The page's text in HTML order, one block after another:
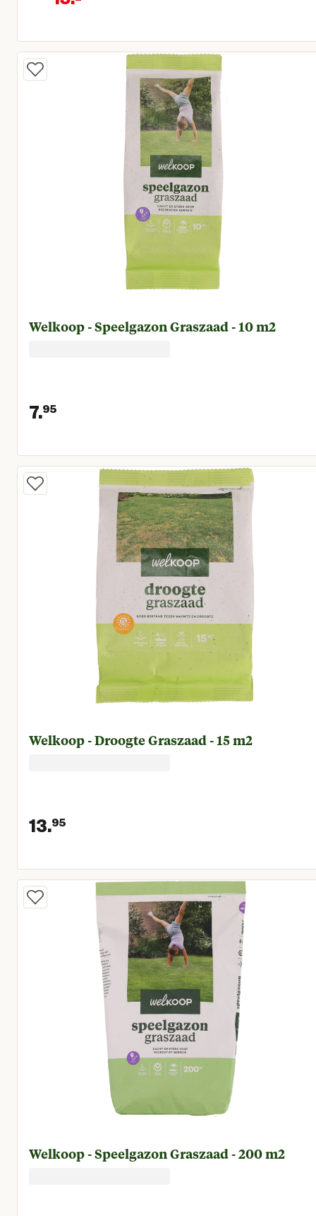
Oorspronkelijke prijs € 31,95
Huidige prijs € 15,00
Welkoop - Speelgazon Graszaad - 10 m2
7.95
Huidige prijs € 7,95
Welkoop - Droogte Graszaad - 15 m2
13.95
Huidige prijs € 13,95
Welkoop - Speelgazon Graszaad - 200 m2